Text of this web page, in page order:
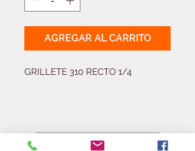
AGREGAR AL CARRITO
GRILLETE 310 RECTO 1/4
¿Necesitas equipar tu